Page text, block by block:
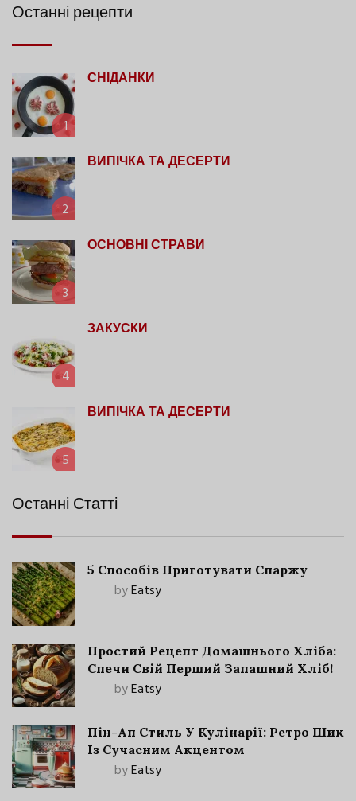
Останні рецепти
1
СНІДАНКИ
2
ВИПІЧКА ТА ДЕСЕРТИ
3
ОСНОВНІ СТРАВИ
4
ЗАКУСКИ
5
ВИПІЧКА ТА ДЕСЕРТИ
Останні Статті
5 Способів Приготувати Спаржу
byEatsy
Простий Рецепт Домашнього Хліба:
Спечи Свій Перший Запашний Хліб!
byEatsy
Пін-Ап Стиль У Кулінарії: Ретро Шик
Із Сучасним Акцентом
byEatsy